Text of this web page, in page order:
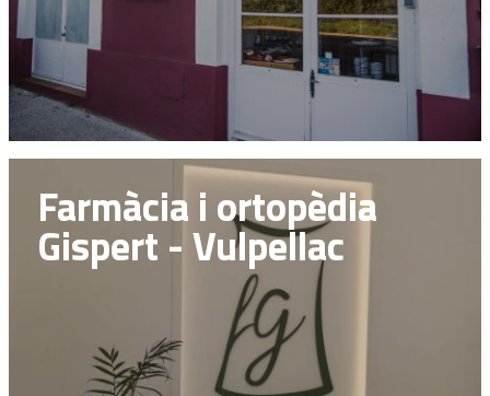
Farmàcia i ortopèdia
Gispert - Vulpellac